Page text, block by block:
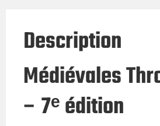
Description
Médiévales
– 7ᵉ édition